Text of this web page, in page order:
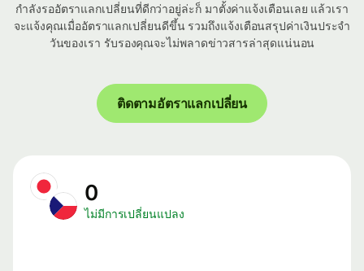
กำลังรออัตราแลกเปลี่ยนที่ดีกว่าอยู่ล่ะก็ มาตั้งค่าแจ้งเตือนเลย แล้วเรา
จะแจ้งคุณเมื่ออัตราแลกเปลี่ยนดีขึ้น รวมถึงแจ้งเตือนสรุปค่าเงินประจำ
วันของเรา รับรองคุณจะไม่พลาดข่าวสารล่าสุดแน่นอน
ติดตามอัตราแลกเปลี่ยน
0
ไม่มีการเปลี่ยนแปลง